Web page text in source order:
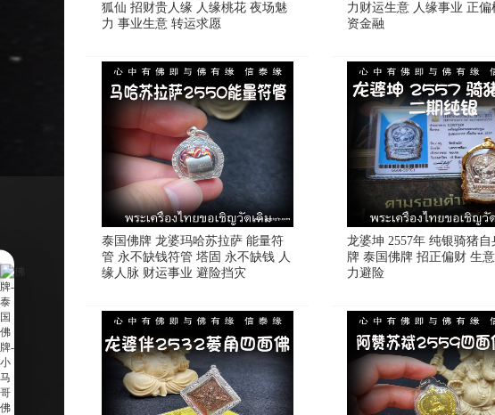
狐仙 招财贵人缘 人缘桃花 夜场魅
力 事业生意 转运求愿
力财运生意 人缘事业 正偏
资金融
泰国佛牌 龙婆玛哈苏拉萨 能量符
管 永不缺钱符管 塔固 永不缺钱 人
缘人脉 财运事业 避险挡灾
龙婆坤 2557年 纯银骑猪自
牌 泰国佛牌 招正偏财 生
力避险